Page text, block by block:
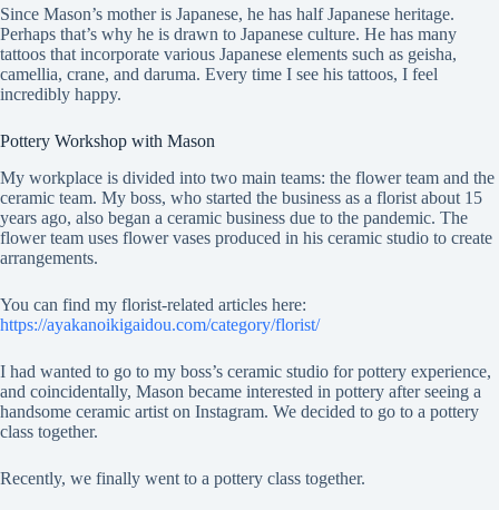
Since Mason’s mother is Japanese, he has half Japanese heritage.
Perhaps that’s why he is drawn to Japanese culture. He has many
tattoos that incorporate various Japanese elements such as geisha,
camellia, crane, and daruma. Every time I see his tattoos, I feel
incredibly happy.
Pottery Workshop with Mason
My workplace is divided into two main teams: the flower team and the
ceramic team. My boss, who started the business as a florist about 15
years ago, also began a ceramic business due to the pandemic. The
flower team uses flower vases produced in his ceramic studio to create
arrangements.
You can find my florist-related articles here:
https://ayakanoikigaidou.com/category/florist/
I had wanted to go to my boss’s ceramic studio for pottery experience,
and coincidentally, Mason became interested in pottery after seeing a
handsome ceramic artist on Instagram. We decided to go to a pottery
class together.
Recently, we finally went to a pottery class together.